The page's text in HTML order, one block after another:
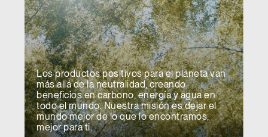
Los productos positivos para el planeta van
más allá de la neutralidad, creando
beneficios en carbono, energía y agua en
todo el mundo. Nuestra misión es dejar el
mundo mejor de lo que lo encontramos,
mejor para ti.